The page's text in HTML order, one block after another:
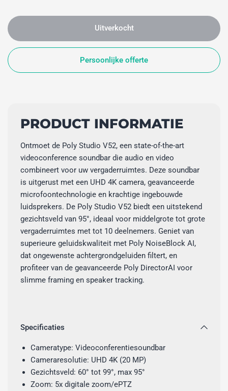
Uitverkocht
Persoonlijke offerte
PRODUCT INFORMATIE
Ontmoet de Poly Studio V52, een state-of-the-art
videoconference soundbar die audio en video
combineert voor uw vergaderruimtes. Deze soundbar
is uitgerust met een UHD 4K camera, geavanceerde
microfoontechnologie en krachtige ingebouwde
luidsprekers. De Poly Studio V52 biedt een uitstekend
gezichtsveld van 95°, ideaal voor middelgrote tot grote
vergaderruimtes met tot 10 deelnemers. Geniet van
superieure geluidskwaliteit met Poly NoiseBlock AI,
dat ongewenste achtergrondgeluiden filtert, en
profiteer van de geavanceerde Poly DirectorAI voor
slimme framing en speaker tracking.
Specificaties
Cameratype: Videoconferentiesoundbar
Cameraresolutie: UHD 4K (20 MP)
Gezichtsveld: 60° tot 99°, max 95°
Zoom: 5x digitale zoom/ePTZ